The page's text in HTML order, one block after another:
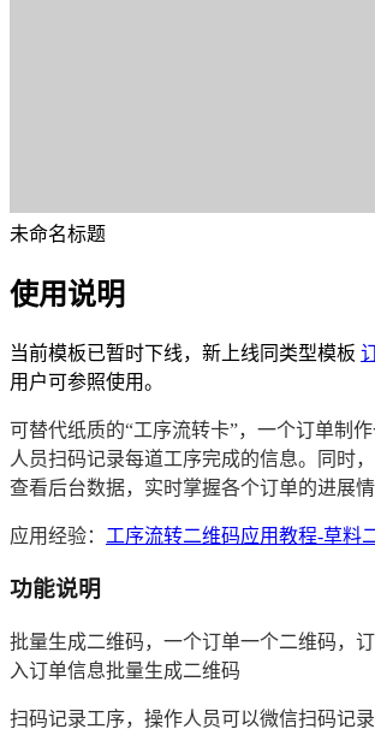
未命名标题
使用说明
当前模板已暂时下线，新上线同类型模板
用户可参照使用。
可替代纸质的“工序流转卡”，一个订单制
人员扫码记录每道工序完成的信息。同时
查看后台数据，实时掌握各个订单的进展情
应用经验： 工序流转二维码应用教程-草料
功能说明
批量生成二维码，一个订单一个二维码，
入订单信息批量生成二维码
扫码记录工序，操作人员可以微信扫码记